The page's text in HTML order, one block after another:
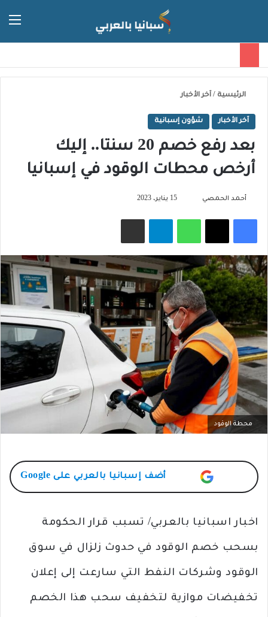
الرئيسية / آخر الأخبار
آخر الأخبار شؤون إسبانية
بعد رفع خصم 20 سنتا.. إليك
أرخص محطات الوقود في إسبانيا
أحمد الحمصي 15 يناير، 2023
فيسبوك‫X واتساب تيلقرام مشاركة عبر البريد
محطة الوقود
أضف إسبانيا بالعربي على Google
اخبار اسبانيا بالعربي/ تسبب قرار الحكومة
بسحب خصم الوقود في حدوث زلزال في سوق
الوقود وشركات النفط التي سارعت إلى إعلان
تخفيضات موازية لتخفيف سحب هذا الخصم